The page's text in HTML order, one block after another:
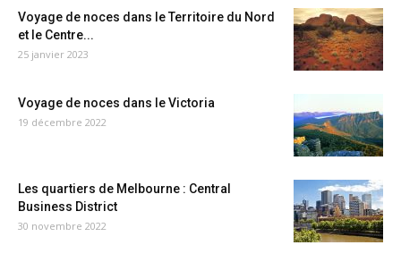
Voyage de noces dans le Territoire du Nord
et le Centre...
25 janvier 2023
Voyage de noces dans le Victoria
19 décembre 2022
Les quartiers de Melbourne : Central
Business District
30 novembre 2022